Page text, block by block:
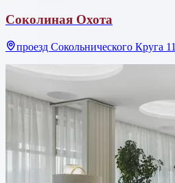
Соколиная Охота
проезд Сокольнического Круга 11